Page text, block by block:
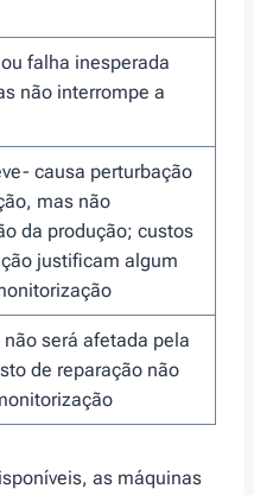
falha inesperada
não interrompe a
causa perturbação
mas não
da produção; custos
justificam algum
não será afetada pela
de reparação não
as máquinas